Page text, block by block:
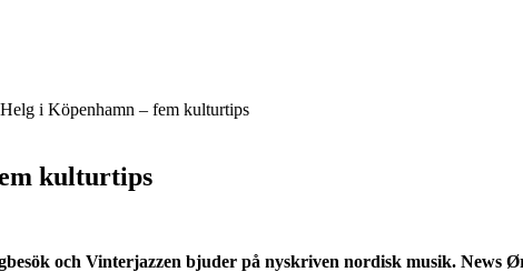
Helg i Köpenhamn – fem kulturtips
kulturtips
och Vinterjazzen bjuder på nyskriven nordisk musik. News